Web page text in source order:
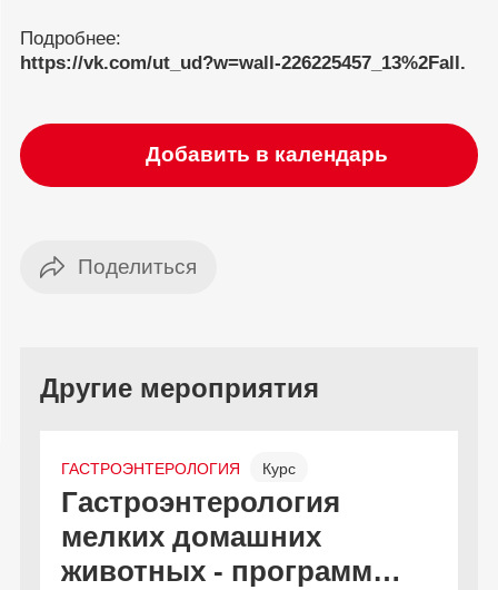
Подробнее:
https://vk.com/ut_ud?w=wall-226225457_13%2Fall.
Добавить в календарь
Другие мероприятия
ГАСТРОЭНТЕРОЛОГИЯ Курс
Онлайн и офлайн Бесплатно
Гастроэнтерология
мелких домашних
животных - программа